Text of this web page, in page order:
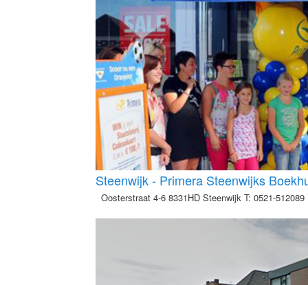
Steenwijk - Primera Steenwijks
Oosterstraat 4-6 8331HD Steenwijk T: 0521-